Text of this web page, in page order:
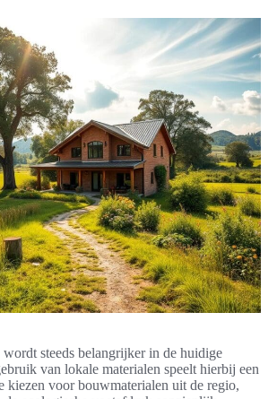
steeds belangrijker in de huidige
van lokale materialen speelt hierbij een
kiezen voor bouwmaterialen uit de regio,